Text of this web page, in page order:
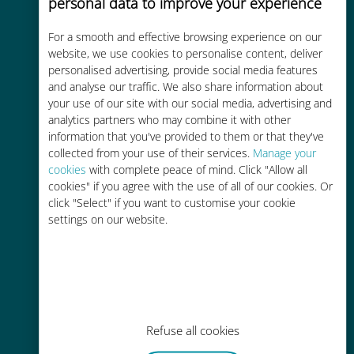
For a smooth and effective browsing experience on our
website, we use cookies to personalise content, deliver
personalised advertising, provide social media features
and analyse our traffic. We also share information about
your use of our site with our social media, advertising and
analytics partners who may combine it with other
information that you've provided to them or that they've
collected from your use of their services. Manage your
cookies with complete peace of mind. Click "Allow all
cookies" if you agree with the use of all of our cookies. Or
click "Select" if you want to customise your cookie
settings on our website.
Refuse all cookies
Économique
Jusqu'à 90 % moins cher que les
frais d'itinérance avec votre
opérateur habituel
Recharge facile